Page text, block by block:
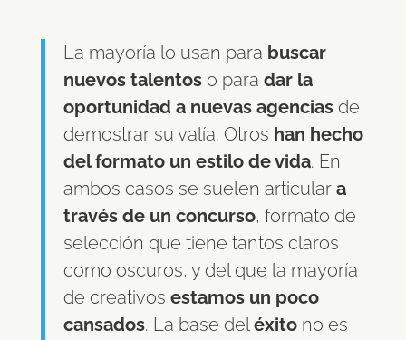
La mayoría lo usan para buscar
nuevos talentoso para dar la
oportunidad a nuevas agenciasde
demostrar su valía. Otros han hecho
del formato un estilo de vida. En
ambos casos se suelen articular a
través de un concurso, formato de
selección que tiene tantos claros
como oscuros, y del que la mayoría
de creativos estamos un poco
cansados. La base deléxitono es